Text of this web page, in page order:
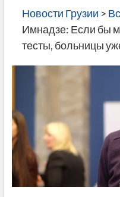
Новости Грузии >
Имнадзе: Если бы
тесты, больницы